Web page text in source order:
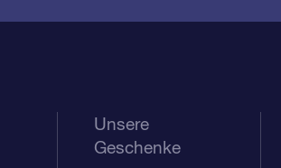
Unsere
Geschenke